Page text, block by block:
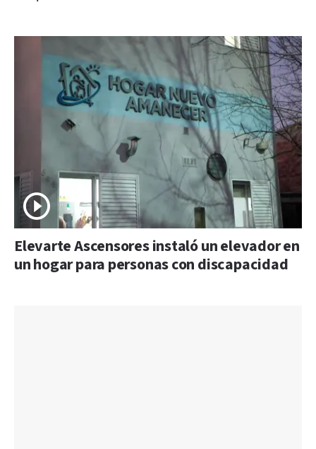
Elevarte Ascensores instaló un elevador en
un hogar para personas con discapacidad